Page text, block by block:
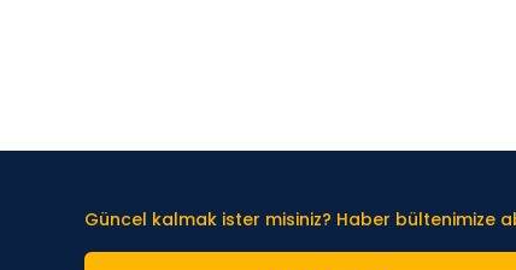
Güncel kalmak ister misiniz? Haber bültenimize